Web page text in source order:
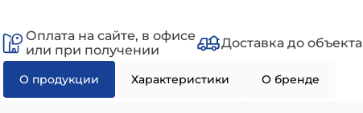
Оплата на сайте, в офисе
или при получении
Доставка до объекта
О продукции Характеристики О бренде